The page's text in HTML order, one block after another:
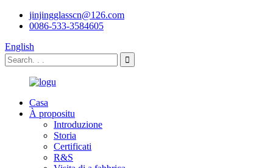
jinjingglasscn@126.com
0086-533-3584605
English
Casa
À propositu
Introduzione
Storia
Certificati
R&S